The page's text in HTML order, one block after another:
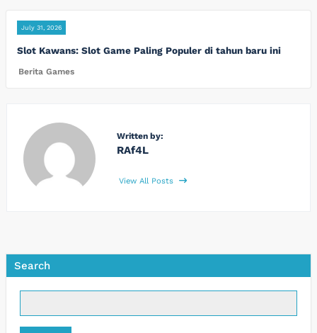
July 31, 2026
Slot Kawans: Slot Game Paling Populer di tahun baru ini
Berita Games
Written by:
RAf4L
View All Posts
Search